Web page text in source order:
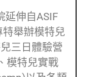
延伸自ASIF
特舉辦模特兒
三日體驗營
模特兒實戰